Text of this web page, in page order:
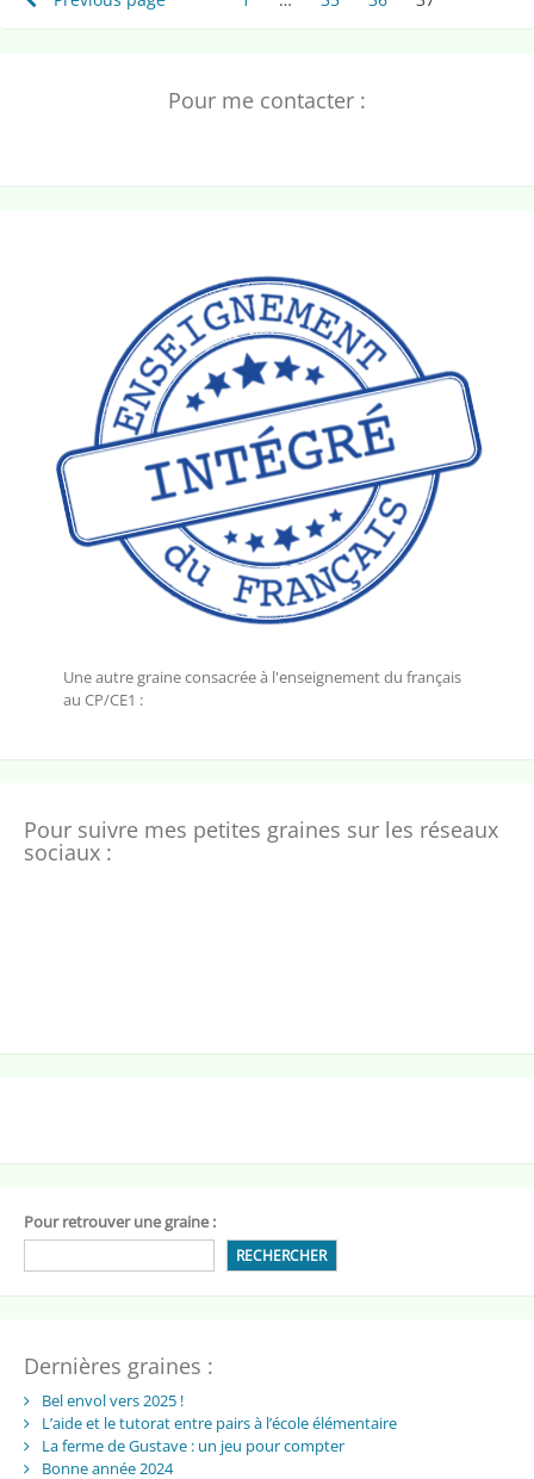
des
publicationsPour me contacter :
Une autre graine consacrée à l'enseignement du français
au CP/CE1 :
Pour suivre mes petites graines sur les réseaux
sociaux :
Pour retrouver une graine :
RECHERCHER
Dernières graines :
Bel envol vers 2025 !
L’aide et le tutorat entre pairs à l’école élémentaire
La ferme de Gustave : un jeu pour compter
Bonne année 2024